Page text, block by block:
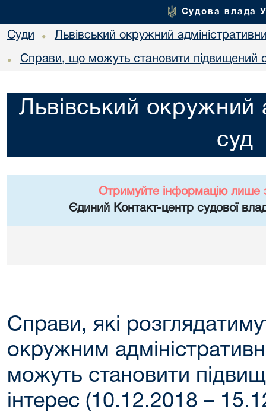
Судова влада
Суди • Львівський окружний
• Справи, що можуть становити підвищений
Львівський окружний
суд
Отримуйте інформацію лише
Єдиний Контакт-центр судової
Справи, які
окружним
можуть становити
інтерес (10.12.2018 –